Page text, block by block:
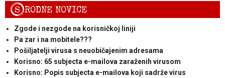
SRODNE NOVICE
Zgode i nezgode na korisničkoj liniji
Pa zar i na mobitele???
Pošiljatelji virusa s neuobičajenim adresama
Korisno: 65 subjecta e-mailova zaraženih virusom
Korisno: Popis subjecta e-mailova koji sadrže virus